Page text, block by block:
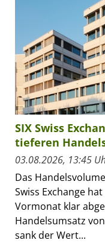
SIX Swiss
tieferen
03.08.2026, 13:45
Das
Swiss Exchange
Vormonat klar
Handelsumsatz
sank der Wert...